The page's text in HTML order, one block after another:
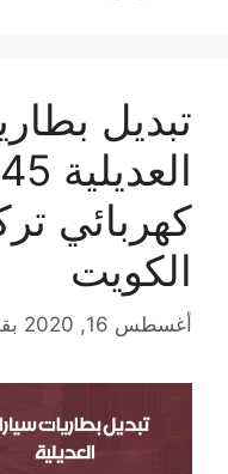
تبديل
كهربائي
الكويت
أغسطس 16, 2020